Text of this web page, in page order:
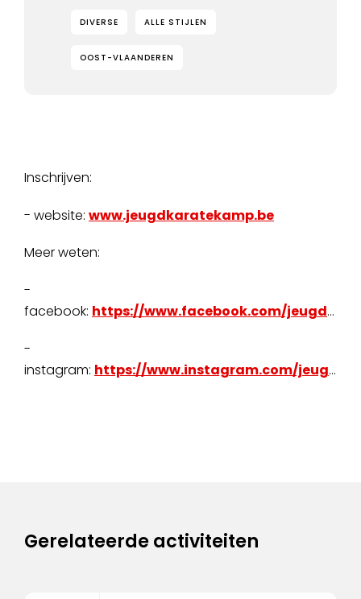
DIVERSE ALLE STIJLEN
OOST-VLAANDEREN
Inschrijven:
- website: www.jeugdkaratekamp.be
Meer weten:
-
facebook: https://www.facebook.com/jeugdkaratekamp
-
instagram: https://www.instagram.com/jeugdkaratekamp/
Gerelateerde activiteiten